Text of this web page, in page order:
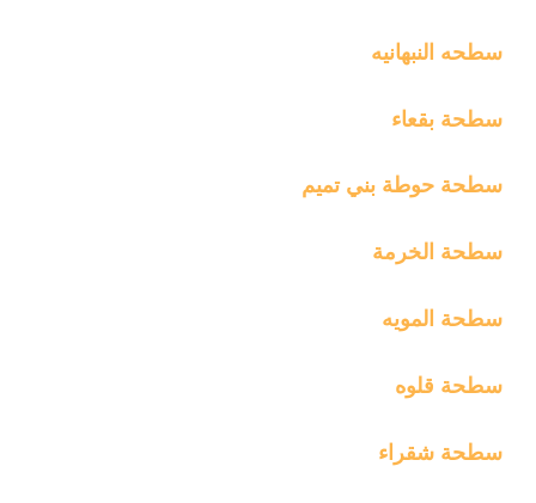
سطحه النبهانيه
سطحة بقعاء
سطحة حوطة بني تميم
سطحة الخرمة
سطحة المويه
سطحة قلوه
سطحة شقراء